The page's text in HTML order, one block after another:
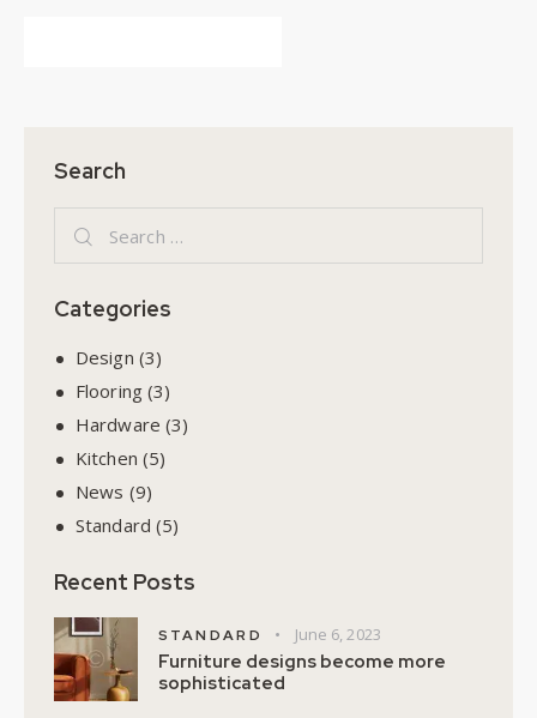
Search
Categories
Design (3)
Flooring(3)
Hardware (3)
Kitchen (5)
News (9)
Standard (5)
Recent Posts
STANDARD June 6, 2023
Furniture designs become more
sophisticated